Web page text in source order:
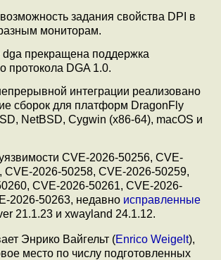
задания свойства DPI в
мониторам.
dga прекращена поддержка
протокола DGA 1.0.
интеграции реализовано
сборок для платформ DragonFly
NetBSD, Cygwin (x86-64), macOS и
CVE-2026-50256, CVE-
CVE-2026-50258, CVE-2026-50259,
CVE-2026-50261, CVE-2026-
2026-50263, недавно исправленные
21.1.23 и xwayland 24.1.12.
Энрико Вайгельт (Enrico Weigelt),
место по числу подготовленных